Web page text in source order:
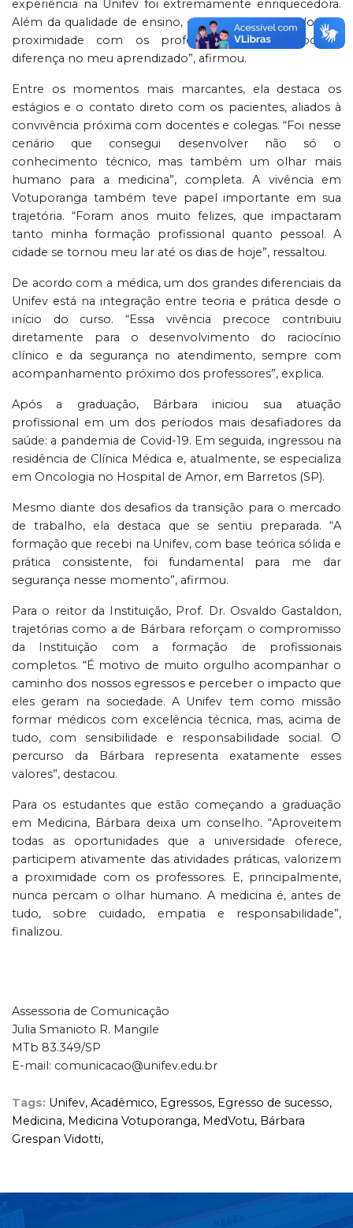
experiência na Unifev foi extremamente enriquecedora.
Além da qualidade de ensino, o ambiente acolhedor e a
proximidade com os professores fizeram toda a
diferença no meu aprendizado”, afirmou.
Entre os momentos mais marcantes, ela destaca os
estágios e o contato direto com os pacientes, aliados à
convivência próxima com docentes e colegas. “Foi nesse
cenário que consegui desenvolver não só o
conhecimento técnico, mas também um olhar mais
humano para a medicina”, completa. A vivência em
Votuporanga também teve papel importante em sua
trajetória. “Foram anos muito felizes, que impactaram
tanto minha formação profissional quanto pessoal. A
cidade se tornou meu lar até os dias de hoje”, ressaltou.
De acordo com a médica, um dos grandes diferenciais da
Unifev está na integração entre teoria e prática desde o
início do curso. “Essa vivência precoce contribuiu
diretamente para o desenvolvimento do raciocínio
clínico e da segurança no atendimento, sempre com
acompanhamento próximo dos professores”, explica.
Após a graduação, Bárbara iniciou sua atuação
profissional em um dos períodos mais desafiadores da
saúde: a pandemia de Covid-19. Em seguida, ingressou na
residência de Clínica Médica e, atualmente, se especializa
em Oncologia no Hospital de Amor, em Barretos (SP).
Mesmo diante dos desafios da transição para o mercado
de trabalho, ela destaca que se sentiu preparada. “A
formação que recebi na Unifev, com base teórica sólida e
prática consistente, foi fundamental para me dar
segurança nesse momento”, afirmou.
Para o reitor da Instituição, Prof. Dr. Osvaldo Gastaldon,
trajetórias como a de Bárbara reforçam o compromisso
da Instituição com a formação de profissionais
completos. “É motivo de muito orgulho acompanhar o
caminho dos nossos egressos e perceber o impacto que
eles geram na sociedade. A Unifev tem como missão
formar médicos com excelência técnica, mas, acima de
tudo, com sensibilidade e responsabilidade social. O
percurso da Bárbara representa exatamente esses
valores”, destacou.
Para os estudantes que estão começando a graduação
em Medicina, Bárbara deixa um conselho. “Aproveitem
todas as oportunidades que a universidade oferece,
participem ativamente das atividades práticas, valorizem
a proximidade com os professores. E, principalmente,
nunca percam o olhar humano. A medicina é, antes de
tudo, sobre cuidado, empatia e responsabilidade”,
finalizou.
Assessoria de Comunicação
Julia Smanioto R. Mangile
MTb 83.349/SP
E-mail: comunicacao@unifev.edu.br
Tags: Unifev, Acadêmico, Egressos, Egresso de sucesso,
Medicina, Medicina Votuporanga, MedVotu, Bárbara
Grespan Vidotti,